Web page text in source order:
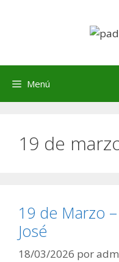
Menú
19 de
19 de Marzo
José
18/03/2026 por